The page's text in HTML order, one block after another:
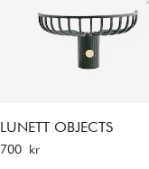
LUNETT OBJECTS
Pris: 700 kr
700 kr